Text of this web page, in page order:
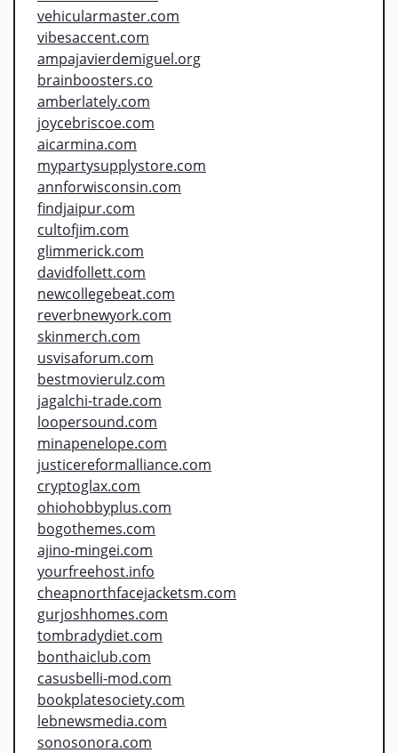
vehicularmaster.com
vibesaccent.com
ampajavierdemiguel.org
brainboosters.co
amberlately.com
joycebriscoe.com
aicarmina.com
mypartysupplystore.com
annforwisconsin.com
findjaipur.com
cultofjim.com
glimmerick.com
davidfollett.com
newcollegebeat.com
reverbnewyork.com
skinmerch.com
usvisaforum.com
bestmovierulz.com
jagalchi-trade.com
loopersound.com
minapenelope.com
justicereformalliance.com
cryptoglax.com
ohiohobbyplus.com
bogothemes.com
ajino-mingei.com
yourfreehost.info
cheapnorthfacejacketsm.com
gurjoshhomes.com
tombradydiet.com
bonthaiclub.com
casusbelli-mod.com
bookplatesociety.com
lebnewsmedia.com
sonosonora.com